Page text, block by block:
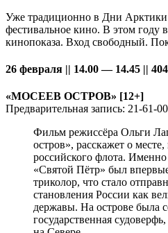
Уже традиционно в Дни Арктики
фестивальное кино. В этом году
кинопоказа. Вход свободный.
26 февраля || 14.00 — 14.45 ||
«МОСЕЕВ ОСТРОВ» [12+]
Предварительная запись: 21-61-
Фильм режиссёра Ольги
остров», расскажет о месте,
российского флота. Именно
«Святой Пётр» был
триколор, что стало
становления России как
державы. На острове была
государственная